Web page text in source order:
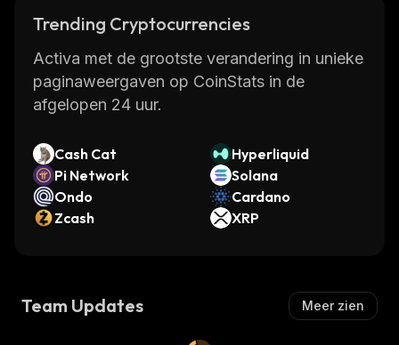
Trending Cryptocurrencies
Activa met de grootste verandering in unieke
paginaweergaven op CoinStats in de
afgelopen 24 uur.
Cash Cat
Hyperliquid
Pi Network
Solana
Ondo
Cardano
Zcash
XRP
Team Updates Meer zien